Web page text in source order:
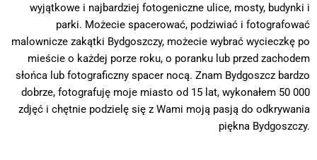
wyjątkowe i najbardziej fotogeniczne ulice, mosty, budynki i
parki. Możecie spacerować, podziwiać i fotografować
malownicze zakątki Bydgoszczy, możecie wybrać wycieczkę po
mieście o każdej porze roku, o poranku lub przed zachodem
słońca lub fotograficzny spacer nocą. Znam Bydgoszcz bardzo
dobrze, fotografuję moje miasto od 15 lat, wykonałem 50 000
zdjęć i chętnie podzielę się z Wami moją pasją do odkrywania
piękna Bydgoszczy.